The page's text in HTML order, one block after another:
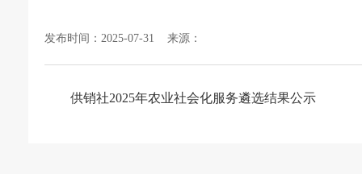
发布时间：2025-07-31 来源：
供销社2025年农业社会化服务遴选结果公示